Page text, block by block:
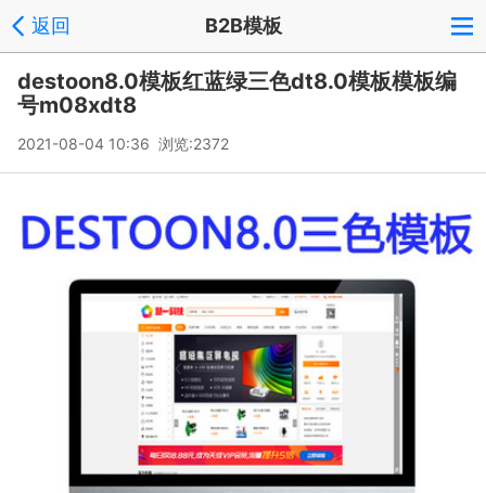
返回 B2B模板
destoon8.0模板红蓝绿三色dt8.0模板模板编
号m08xdt8
2021-08-04 10:36 浏览:2372